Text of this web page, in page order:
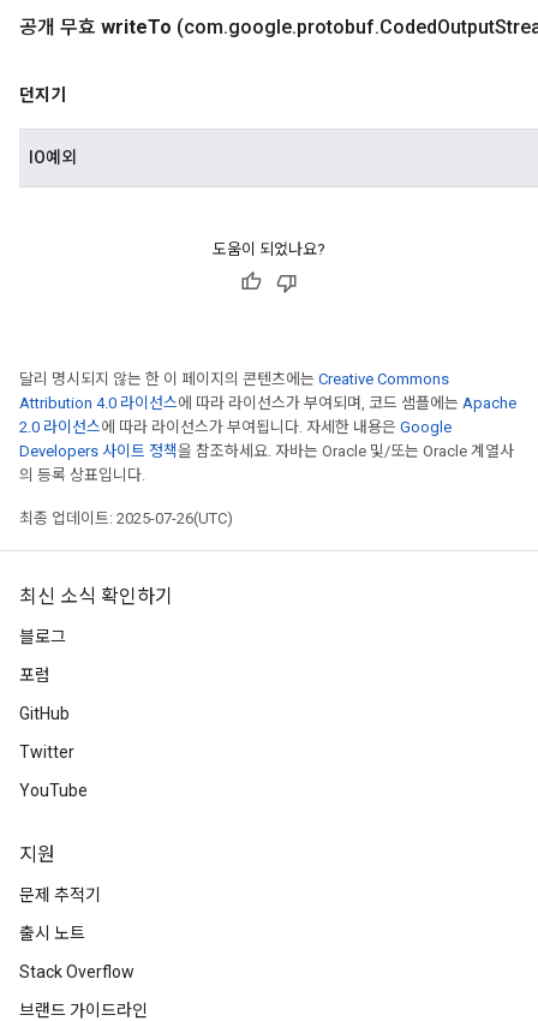
공개 무효 writeTo (com.google.protobuf.CodedOutput
던지기
IO예외
도움이 되었나요?
달리 명시되지 않는 한 이 페이지의 콘텐츠에는 Creative Commons
Attribution 4.0 라이선스에 따라 라이선스가 부여되며, 코드 샘플에는 Apache
2.0 라이선스에 따라 라이선스가 부여됩니다. 자세한 내용은 Google
Developers 사이트 정책을 참조하세요. 자바는 Oracle 및/또는 Oracle 계열사
의 등록 상표입니다.
최종 업데이트: 2025-07-26(UTC)
최신 소식 확인하기
블로그
포럼
GitHub
Twitter
YouTube
지원
문제 추적기
출시 노트
Stack Overflow
브랜드 가이드라인